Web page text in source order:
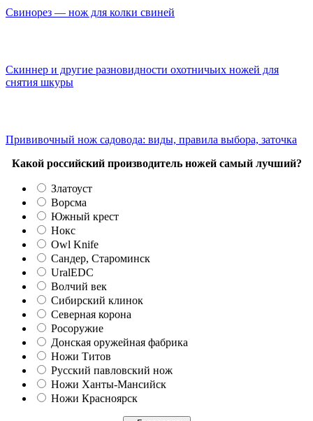
Свинорез — нож для колки свиней
Скиннер и другие разновидности охотничьих ножей для
снятия шкуры
Прививочный нож садовода: виды, правила выбора, заточка
Какой российский производитель ножей самый лучший?
Златоуст
Ворсма
Южный крест
Нокс
Owl Knife
Сандер, Староминск
UralEDC
Волчий век
Сибирский клинок
Северная корона
Росоружие
Донская оружейная фабрика
Ножи Титов
Русский павловский нож
Ножи Ханты-Мансийск
Ножи Красноярск